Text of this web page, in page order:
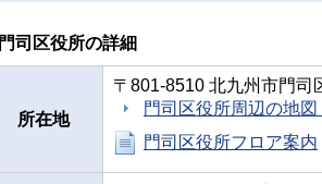
門司区役所の詳細
所在地
〒801-8510 北九州市門司
門司区役所周辺の地図
門司区役所フロア案内